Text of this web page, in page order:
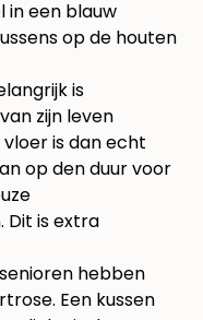
is
zijn leven
is dan echt
op den duur voor
Dit is extra
hebben
Een kussen